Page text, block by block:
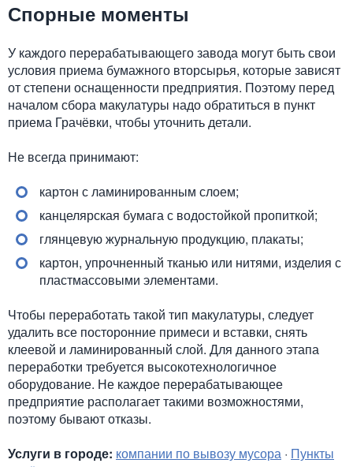
Спорные моменты
У каждого перерабатывающего завода могут быть свои
условия приема бумажного вторсырья, которые зависят
от степени оснащенности предприятия. Поэтому перед
началом сбора макулатуры надо обратиться в пункт
приема Грачёвки, чтобы уточнить детали.
Не всегда принимают:
картон с ламинированным слоем;
канцелярская бумага с водостойкой пропиткой;
глянцевую журнальную продукцию, плакаты;
картон, упрочненный тканью или нитями, изделия с
пластмассовыми элементами.
Чтобы переработать такой тип макулатуры, следует
удалить все посторонние примеси и вставки, снять
клеевой и ламинированный слой. Для данного этапа
переработки требуется высокотехнологичное
оборудование. Не каждое перерабатывающее
предприятие располагает такими возможностями,
поэтому бывают отказы.
Услуги в городе: компании по вывозу мусора · Пункты